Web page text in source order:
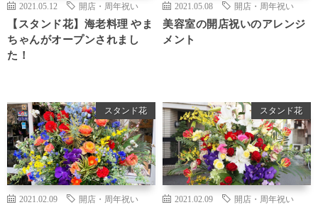
2021.05.12 開店・周年祝い
【スタンド花】海老料理 やま
ちゃんがオープンされまし
た！
2021.05.08 開店・周年祝い
美容室の開店祝いのアレンジ
メント
スタンド花
2021.02.09 開店・周年祝い
スタンド花
2021.02.09 開店・周年祝い